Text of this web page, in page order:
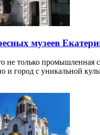
музеев
не только промышленная
и город с уникальной